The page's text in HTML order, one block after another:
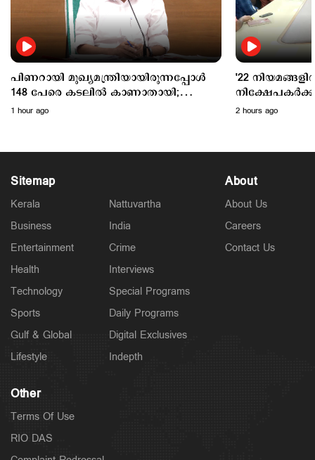
വന്ദേമാതരം മുഴുവന്‍ ആലപിക്കണം; കേന്ദ്ര
പ്രോട്ടോക്കോള്‍ അനുസരിക്കില്ലെന്ന് കെ.മുരളീധരന്‍
3 hours ago
വാടക വീട്ടില്‍ ഗര്‍ഭിണി അബോധാവസ്ഥയില്‍;
ചികിത്സയിലിരിക്കെ മരണം
പിണറായി മുഖ്യമന്ത്രിയായിരുന്നപ്പോൾ
148 പേരെ കടലിൽ കാണാതായി;
ആരോപണങ്ങള്‍ക്ക് മറുപടിയുമായി
1 hour ago
'22
2 hours ago
Sitemap
Kerala
Business
Entertainment
Health
Technology
Sports
Gulf & Global
Lifestyle
Nattuvartha
India
Crime
Interviews
Special Programs
Daily Programs
Digital Exclusives
Indepth
About
About Us
Careers
Contact Us
Other
Terms Of Use
RIO DAS